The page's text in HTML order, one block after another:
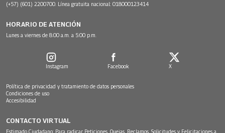
(+57) (601) 2200700. Línea gratuita nacional: 018000123414
HORARIO DE ATENCIÓN
Lunes a viernes de 8:00 a.m. a 5:00 p.m.
Instagram Facebook X
Política de privacidad y tratamiento de datos personales
Condiciones de uso
Accesibilidad
CONTACTO VIRTUAL
Estimado Ciudadano: Para radicar Peticiones, Quejas, Reclamos, Solicitudes y Felicitaciones a